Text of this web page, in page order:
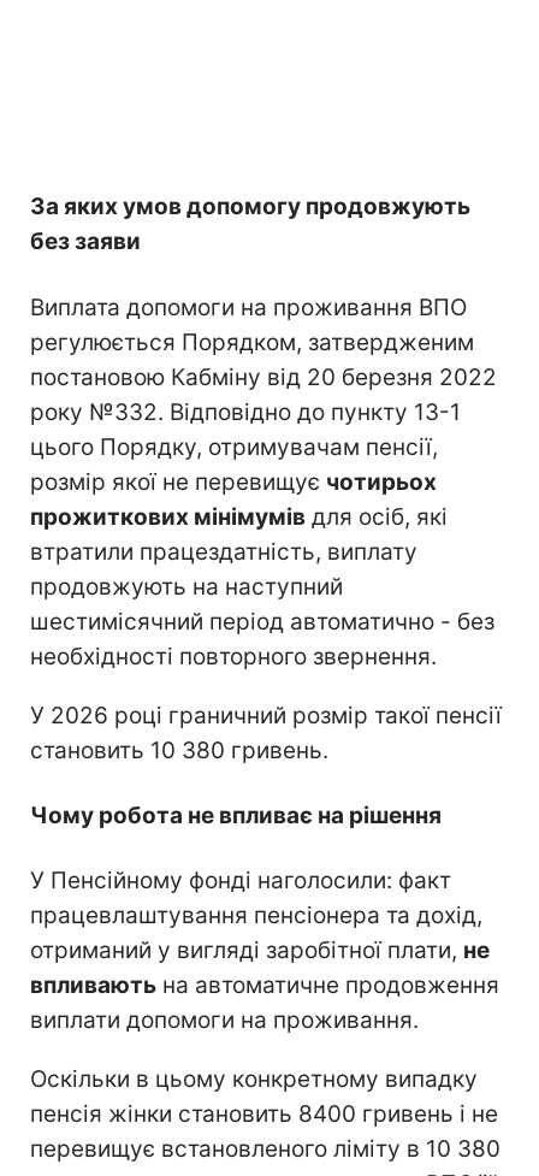
За яких умов допомогу продовжують
без заяви
Виплата допомоги на проживання ВПО
регулюється Порядком, затвердженим
постановою Кабміну від 20 березня 2022
року №332. Відповідно до пункту 13-1
цього Порядку, отримувачам пенсії,
розмір якої не перевищує чотирьох
прожиткових мінімумів для осіб, які
втратили працездатність, виплату
продовжують на наступний
шестимісячний період автоматично - без
необхідності повторного звернення.
У 2026 році граничний розмір такої пенсії
становить 10 380 гривень.
Чому робота не впливає на рішення
У Пенсійному фонді наголосили: факт
працевлаштування пенсіонера та дохід,
отриманий у вигляді заробітної плати, не
впливають на автоматичне продовження
виплати допомоги на проживання.
Оскільки в цьому конкретному випадку
пенсія жінки становить 8400 гривень і не
перевищує встановленого ліміту в 10 380